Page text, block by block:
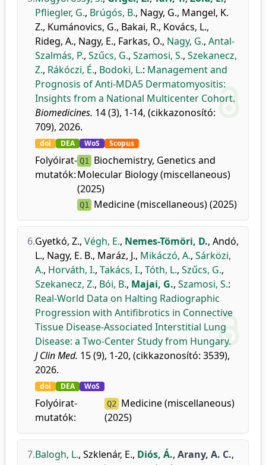
Pfliegler, G., Brúgós, B., Nagy, G., Mangel, K.
Z., Kumánovics, G., Bakai, R., Kovács, L.,
Rideg, A., Nagy, E., Farkas, O., Nagy, G., Antal-
Szalmás, P., Szűcs, G., Szamosi, S., Szekanecz,
Z., Rákóczi, É., Bodoki, L.: Management and
Prognosis of Anti-MDA5 Dermatomyositis:
Insights from a National Multicenter Cohort.
Biomedicines. 14 (3), 1-14, (cikkazonosító:
709), 2026.
doi DEA WoS Scopus
Folyóirat-
mutatók:
Q1
Biochemistry, Genetics and
Molecular Biology (miscellaneous)
(2025)
Q1 Medicine (miscellaneous) (2025)
6.Gyetkó, Z., Végh, E., Nemes-Tömöri, D., Andó,
L., Nagy, E. B., Maráz, J., Mikáczó, A., Sárközi,
A., Horváth, I., Takács, I., Tóth, L., Szűcs, G.,
Szekanecz, Z., Bói, B., Majai, G., Szamosi, S.:
Real-World Data on Halting Radiographic
Progression with Antifibrotics in Connective
Tissue Disease-Associated Interstitial Lung
Disease: a Two-Center Study from Hungary.
J Clin Med. 15 (9), 1-20, (cikkazonosító: 3539),
2026.
doi DEA WoS
Folyóirat-
mutatók:
Q2
Medicine (miscellaneous)
(2025)
7.Balogh, L., Szklenár, E., Diós, Á., Arany, A. C.,